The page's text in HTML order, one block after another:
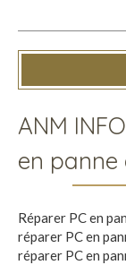
ANM
en panne
Réparer PC en
réparer PC en
réparer PC en